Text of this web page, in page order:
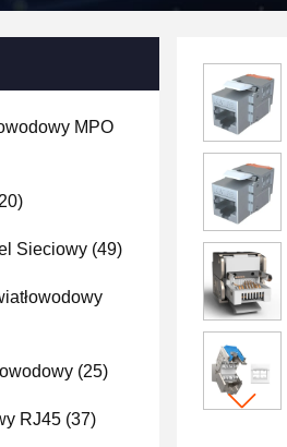
MPO
Sieciowy (49)
(25)
RJ45 (37)